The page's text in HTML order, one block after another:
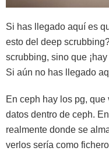
Si has llegado aquí es
esto del deep
scrubbing, sino que
Si aún no has llegado
En ceph hay los pg,
datos dentro de ceph.
realmente donde se
verlos sería como